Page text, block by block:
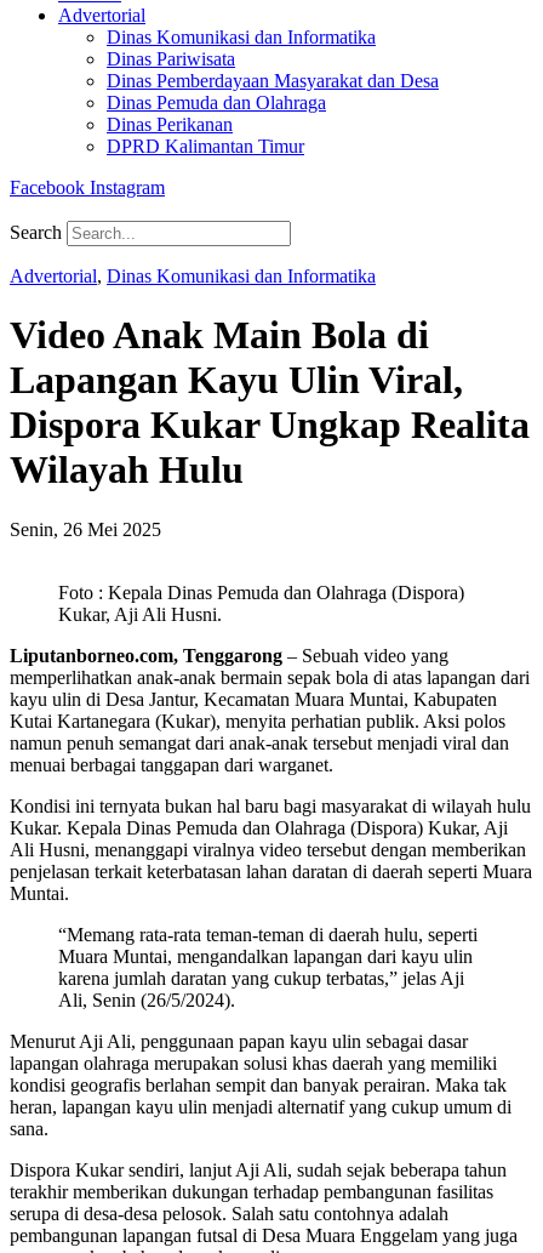
Advertorial
Dinas Komunikasi dan Informatika
Dinas Pariwisata
Dinas Pemberdayaan Masyarakat dan Desa
Dinas Pemuda dan Olahraga
Dinas Perikanan
DPRD Kalimantan Timur
Facebook Instagram
Search
Advertorial, Dinas Komunikasi dan Informatika
Video Anak Main Bola di
Lapangan Kayu Ulin Viral,
Dispora Kukar Ungkap Realita
Wilayah Hulu
Senin, 26 Mei 2025
Foto : Kepala Dinas Pemuda dan Olahraga (Dispora)
Kukar, Aji Ali Husni.
Liputanborneo.com, Tenggarong – Sebuah video yang
memperlihatkan anak-anak bermain sepak bola di atas lapangan dari
kayu ulin di Desa Jantur, Kecamatan Muara Muntai, Kabupaten
Kutai Kartanegara (Kukar), menyita perhatian publik. Aksi polos
namun penuh semangat dari anak-anak tersebut menjadi viral dan
menuai berbagai tanggapan dari warganet.
Kondisi ini ternyata bukan hal baru bagi masyarakat di wilayah hulu
Kukar. Kepala Dinas Pemuda dan Olahraga (Dispora) Kukar, Aji
Ali Husni, menanggapi viralnya video tersebut dengan memberikan
penjelasan terkait keterbatasan lahan daratan di daerah seperti Muara
Muntai.
“Memang rata-rata teman-teman di daerah hulu, seperti
Muara Muntai, mengandalkan lapangan dari kayu ulin
karena jumlah daratan yang cukup terbatas,” jelas Aji
Ali, Senin (26/5/2024).
Menurut Aji Ali, penggunaan papan kayu ulin sebagai dasar
lapangan olahraga merupakan solusi khas daerah yang memiliki
kondisi geografis berlahan sempit dan banyak perairan. Maka tak
heran, lapangan kayu ulin menjadi alternatif yang cukup umum di
sana.
Dispora Kukar sendiri, lanjut Aji Ali, sudah sejak beberapa tahun
terakhir memberikan dukungan terhadap pembangunan fasilitas
serupa di desa-desa pelosok. Salah satu contohnya adalah
pembangunan lapangan futsal di Desa Muara Enggelam yang juga